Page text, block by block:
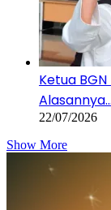
Ketua
22/07/2026
Show More